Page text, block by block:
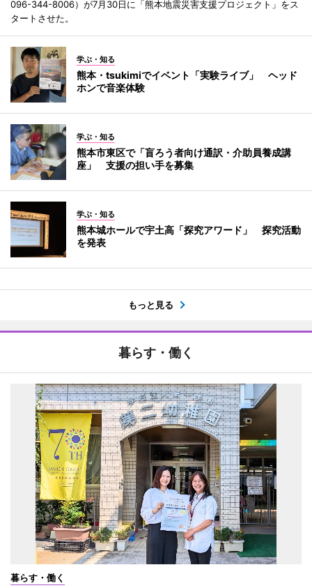
096-344-8006）が7月30日に「熊本地震災害支援プロジェクト」をス
タートさせた。
学ぶ・知る
熊本・tsukimiでイベント「実験ライブ」 ヘッド
ホンで音楽体験
学ぶ・知る
熊本市東区で「盲ろう者向け通訳・介助員養成講
座」 支援の担い手を募集
学ぶ・知る
熊本城ホールで宇土高「探究アワード」 探究活動
を発表
もっと見る
暮らす・働く
暮らす・働く